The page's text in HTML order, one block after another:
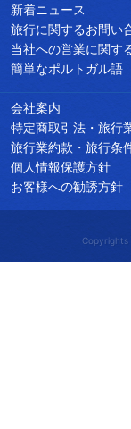
新着ニュース
旅行に関するお問い
当社への営業に関す
簡単なポルトガル語
会社案内
特定商取引法・旅行
旅行業約款・旅行条
個人情報保護方針
お客様への勧誘方針
Copyrights